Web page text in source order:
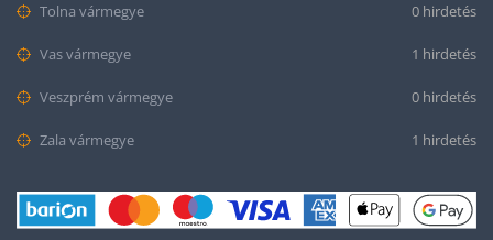
Tolna vármegye 0 hirdetés
Vas vármegye 1 hirdetés
Veszprém vármegye 0 hirdetés
Zala vármegye 1 hirdetés